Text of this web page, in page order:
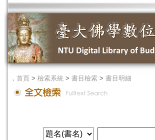
． 首頁 > 檢索系統 > 書目檢索 > 書目明細